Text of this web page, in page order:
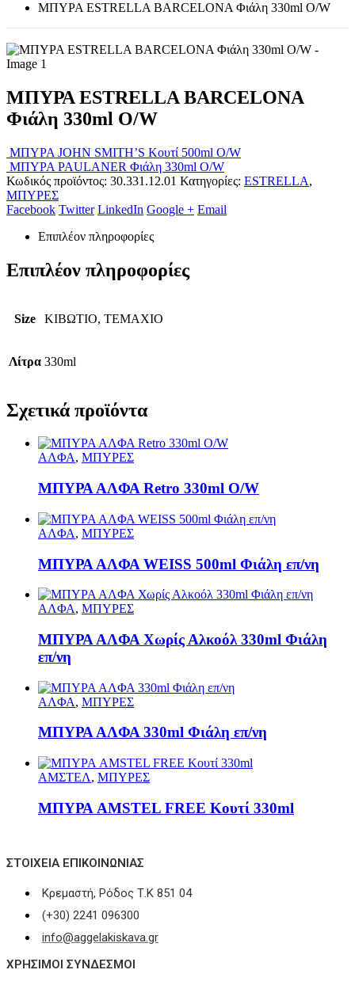
ΜΠΥΡΑ ESTRELLA BARCELONA Φιάλη 330ml O/W
ΜΠΥΡΑ ESTRELLA BARCELONA
Φιάλη 330ml O/W
ΜΠΥΡΑ JOHN SMITH’S Κουτί 500ml O/W
ΜΠΥΡΑ PAULANER Φιάλη 330ml O/W
Κωδικός προϊόντος: 30.331.12.01 Κατηγορίες: ESTRELLA,
ΜΠΥΡΕΣ
Facebook Twitter LinkedIn Google + Email
Επιπλέον πληροφορίες
Επιπλέον πληροφορίες
Size ΚΙΒΩΤΙΟ, ΤΕΜΑΧΙΟ
Λίτρα 330ml
Σχετικά προϊόντα
ΑΛΦΑ, ΜΠΥΡΕΣ
ΜΠΥΡΑ ΑΛΦΑ Retro 330ml O/W
ΑΛΦΑ, ΜΠΥΡΕΣ
ΜΠΥΡΑ ΑΛΦΑ WEISS 500ml Φιάλη επ/νη
ΑΛΦΑ, ΜΠΥΡΕΣ
ΜΠΥΡΑ ΑΛΦΑ Χωρίς Αλκοόλ 330ml Φιάλη
επ/νη
ΑΛΦΑ, ΜΠΥΡΕΣ
ΜΠΥΡΑ ΑΛΦΑ 330ml Φιάλη επ/νη
ΑΜΣΤΕΛ, ΜΠΥΡΕΣ
ΜΠΥΡΑ AMSTEL FREE Κουτί 330ml
ΣΤΟΙΧΕΊΑ ΕΠΙΚΟΙΝΩΝΊΑΣ
Κρεμαστή, Ρόδος Τ.Κ 851 04
(+30) 2241 096300
info@aggelakiskava.gr
ΧΡΗΣΙΜΟΙ ΣΥΝΔΕΣΜΟΙ